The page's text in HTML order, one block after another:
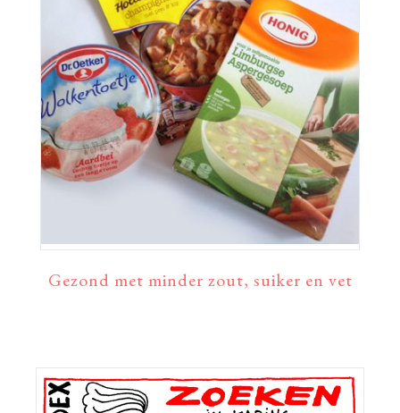
Gezond met minder zout, suiker en vet
Primaire